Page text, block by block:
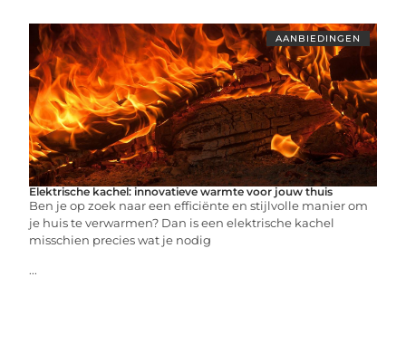
AANBIEDINGEN
Elektrische kachel: innovatieve warmte voor jouw thuis
Ben je op zoek naar een efficiënte en stijlvolle manier om
je huis te verwarmen? Dan is een elektrische kachel
misschien precies wat je nodig
...